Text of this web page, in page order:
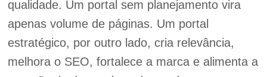
qualidade. Um portal sem planejamento vira
apenas volume de páginas. Um portal
estratégico, por outro lado, cria relevância,
melhora o SEO, fortalece a marca e alimenta a